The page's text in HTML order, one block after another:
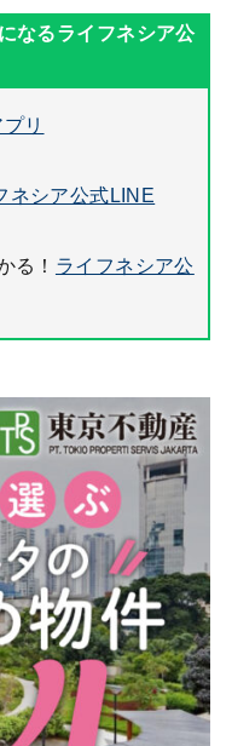
リ
ネシア公式LINE
る！ ライフネシア公